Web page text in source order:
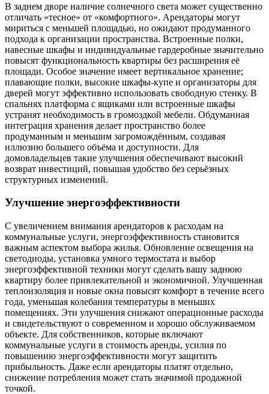
В заднем дворе наличие солнечного света может существенно
отличать «тесное» от «комфортного». Арендаторы могут
мириться с меньшей площадью, но ожидают продуманного
подхода к организации пространства. Встроенные полки,
навесные шкафы и индивидуальные гардеробные значительно
повысят функциональность квартиры без расширения её
площади. Особое значение имеет вертикальное хранение;
плавающие полки, высокие шкафы-купе и организаторы для
дверей могут эффективно использовать свободную стенку. В
спальнях платформа с ящиками или встроенные шкафы
устранят необходимость в громоздкой мебели. Обдуманная
интеграция хранения делает пространство более
продуманным и меньшим загромождённым, создавая
иллюзию большего объёма и доступности. Для
домовладельцев такие улучшения обеспечивают высокий
возврат инвестиций, повышая удобство без серьёзных
структурных изменений.
Улучшение энергоэффективности
С увеличением внимания арендаторов к расходам на
коммунальные услуги, энергоэффективность становится
важным аспектом выбора жилья. Обновление освещения на
светодиоды, установка умного термостата и выбор
энергоэффективной техники могут сделать вашу заднюю
квартиру более привлекательной и экономичной. Улучшенная
теплоизоляция и новые окна повысят комфорт в течение всего
года, уменьшая колебания температуры в меньших
помещениях. Эти улучшения снижают операционные расходы
и свидетельствуют о современном и хорошо обслуживаемом
объекте. Для собственников, которые включают
коммунальные услуги в стоимость аренды, усилия по
повышению энергоэффективности могут защитить
прибыльность. Даже если арендаторы платят отдельно,
снижение потребления может стать значимой продажной
точкой.